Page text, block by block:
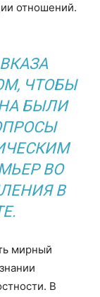
отношений.
ЧТОБЫ
БЫЛИ
ВО
В
мирный
В